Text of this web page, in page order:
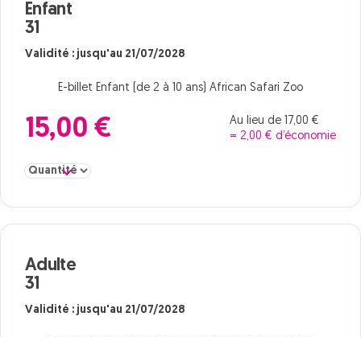
Enfant
31
Validité : jusqu'au 21/07/2028
E-billet Enfant (de 2 à 10 ans) African Safari Zoo
15,00 €
Au lieu de 17,00 €
= 2,00 € d’économie
Sélectionner la quantité pour Enfant 31
Adulte
31
Validité : jusqu'au 21/07/2028